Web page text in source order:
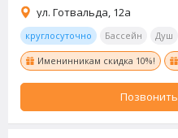
ул. Готвальда, 12а
круглосуточно Бассейн Душ
Именинникам скидка 10%!
Позвонить